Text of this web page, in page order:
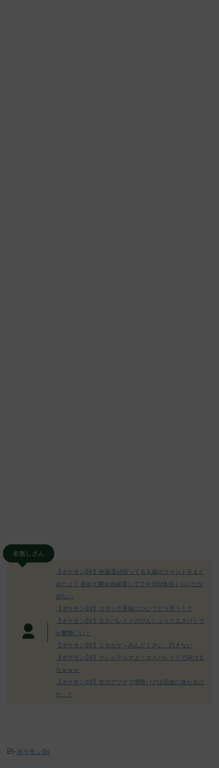
名無しさん
【ポケモンSV】色厳選頑張ってる人達のコメントをまと
めたよ！ 初めて孵化色厳選してて今500体目くらいだが
出ない
【ポケモンSV】コダック系統についてどう思う！？
【ポケモンSV】エスバレイドのびんじょうクエスパトラ
が鬱陶しい！
【ポケモンSV】ミカルゲ＝めんどくさい、許さない
【ポケモンSV】グレンアルマよ！エスバレイドで砕ける
なｗｗｗ
【ポケモンSV】次のアプデで増殖バグは完全に終わるの
か…？
ポケモンSV